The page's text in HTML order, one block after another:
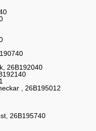
26B192040
, 26B195012
26B195740